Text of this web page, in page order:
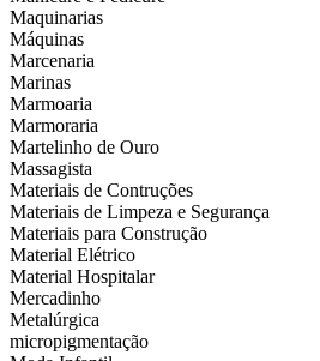
Maquinarias
Máquinas
Marcenaria
Marinas
Marmoaria
Marmoraria
Martelinho de Ouro
Massagista
Materiais de Contruções
Materiais de Limpeza e Segurança
Materiais para Construção
Material Elétrico
Material Hospitalar
Mercadinho
Metalúrgica
micropigmentação